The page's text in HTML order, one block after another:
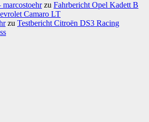
zu Fahrbericht Opel Kadett B
Camaro LT
zu Testbericht Citroën DS3 Racing